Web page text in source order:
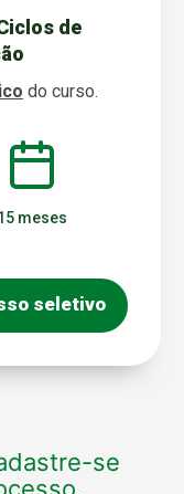
de
do curso.
meses
seletivo